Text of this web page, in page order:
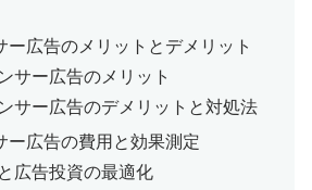
ー広告のメリットとデメリット
サー広告のメリット
サー広告のデメリットと対処法
ー広告の費用と効果測定
広告投資の最適化